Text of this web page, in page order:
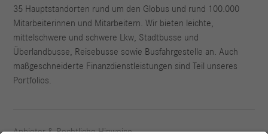
35 Hauptstandorten rund um den Globus und rund 100.000
Mitarbeiterinnen und Mitarbeitern. Wir bieten leichte,
mittelschwere und schwere Lkw, Stadtbusse und
Überlandbusse, Reisebusse sowie Busfahrgestelle an. Auch
maßgeschneiderte Finanzdienstleistungen sind Teil unseres
Portfolios.
Anbieter & Rechtliche Hinweise